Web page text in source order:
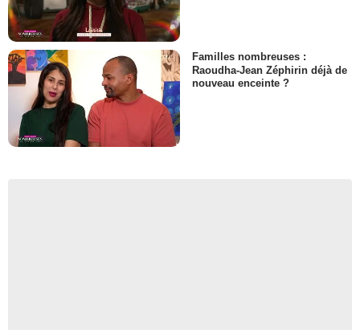
Familles nombreuses :
Raoudha-Jean Zéphirin déjà de
nouveau enceinte ?